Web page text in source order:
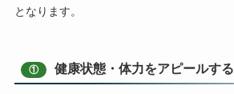
となります。
① 健康状態・体力をアピールする